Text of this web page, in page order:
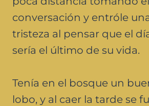
conversación y entróle
tristeza al pensar que el
sería el último de su vida.
Tenía en el bosque un
lobo, y al caer la tarde se